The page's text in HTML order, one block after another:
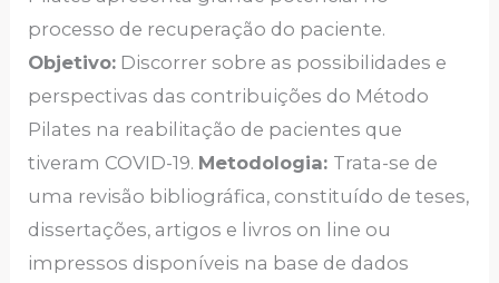
processo de recuperação do paciente.
Objetivo: Discorrer sobre as possibilidades e
perspectivas das contribuições do Método
Pilates na reabilitação de pacientes que
tiveram COVID-19. Metodologia: Trata-se de
uma revisão bibliográfica, constituído de teses,
dissertações, artigos e livros on line ou
impressos disponíveis na base de dados